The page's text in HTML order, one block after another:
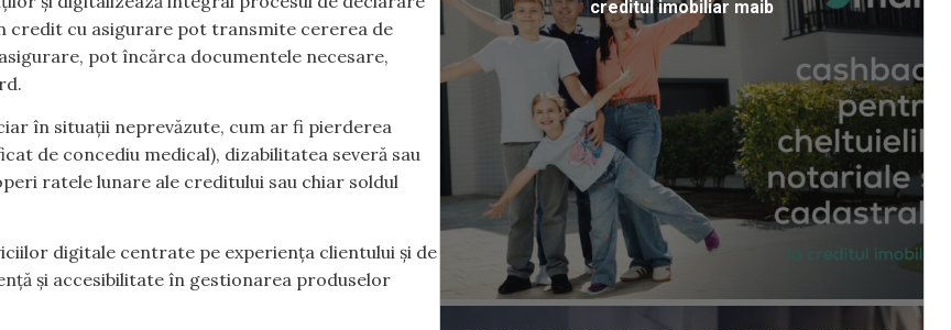
credit cu asigurare pot transmite cererea de
pot încărca documentele necesare,
în situații neprevăzute, cum ar fi pierderea
de concediu medical), dizabilitatea severă sau
ratele lunare ale creditului sau chiar soldul
digitale centrate pe experiența clientului și de
și accesibilitate în gestionarea produselor
creditul imobiliar maib